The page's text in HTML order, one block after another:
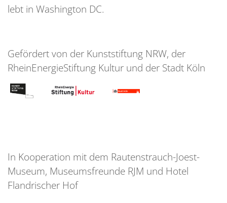
lebt in Washington DC.
Gefördert von der Kunststiftung NRW, der
RheinEnergieStiftung Kultur und der Stadt Köln
In Kooperation mit dem Rautenstrauch-Joest-
Museum, Museumsfreunde RJM und Hotel
Flandrischer Hof